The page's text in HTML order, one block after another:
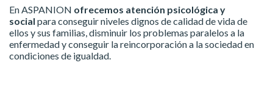
En ASPANION ofrecemos atención psicológica y
social para conseguir niveles dignos de calidad de vida de
ellos y sus familias, disminuir los problemas paralelos a la
enfermedad y conseguir la reincorporación a la sociedad en
condiciones de igualdad.